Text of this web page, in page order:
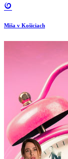
Miša v Košiciach